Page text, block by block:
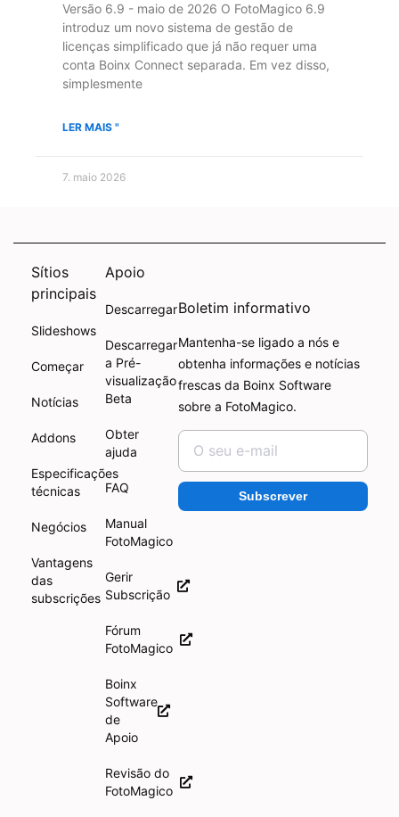
Versão 6.9 - maio de 2026 O FotoMagico 6.9
introduz um novo sistema de gestão de
licenças simplificado que já não requer uma
conta Boinx Connect separada. Em vez disso,
simplesmente
LER MAIS "
7. maio 2026
Sítios
principais
Slideshows
Começar
Notícias
Addons
Especificações
técnicas
Negócios
Vantagens
das
subscrições
Apoio
Descarregar
Descarregar
a Pré-
visualização
Beta
Obter
ajuda
FAQ
Manual
FotoMagico
Gerir
Subscrição
Fórum
FotoMagico
Boinx
Software
de
Apoio
Revisão do
FotoMagico
Boletim informativo
Mantenha-se ligado a nós e
obtenha informações e notícias
frescas da Boinx Software
sobre a FotoMagico.
Subscrever